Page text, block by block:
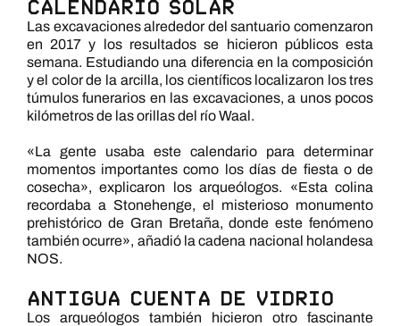
CALENDARIO SOLAR
Las excavaciones alrededor del santuario comenzaron
en 2017 y los resultados se hicieron públicos esta
semana. Estudiando una diferencia en la composición
y el color de la arcilla, los científicos localizaron los tres
túmulos funerarios en las excavaciones, a unos pocos
kilómetros de las orillas del río Waal.
«La gente usaba este calendario para determinar
momentos importantes como los días de fiesta o de
cosecha», explicaron los arqueólogos. «Esta colina
recordaba a Stonehenge, el misterioso monumento
prehistórico de Gran Bretaña, donde este fenómeno
también ocurre», añadió la cadena nacional holandesa
NOS.
ANTIGUA CUENTA DE VIDRIO
Los arqueólogos también hicieron otro fascinante